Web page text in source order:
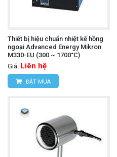
Thiết bị hiệu chuẩn nhiệt kế hồng
ngoại Advanced Energy Mikron
M330-EU (300 ~ 1700°C)
Giá: Liên hệ
ĐẶT MUA